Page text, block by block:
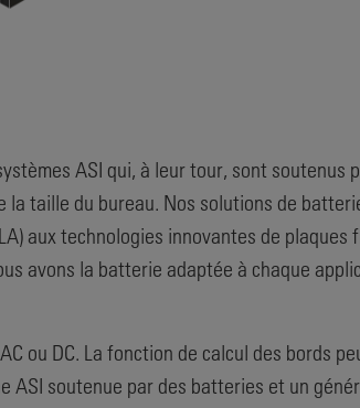
ASI qui, à leur tour, sont soutenus
la taille du bureau. Nos solutions de
aux technologies innovantes de plaques
avons la batterie adaptée à chaque
ou DC. La fonction de calcul des bords
ASI soutenue par des batteries et un